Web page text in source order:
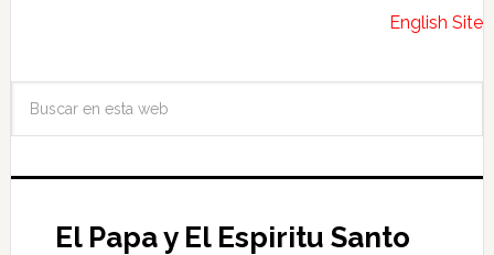
English Site
El Papa y El Espiritu Santo